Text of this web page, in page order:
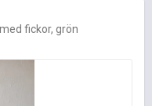
fickor, grön